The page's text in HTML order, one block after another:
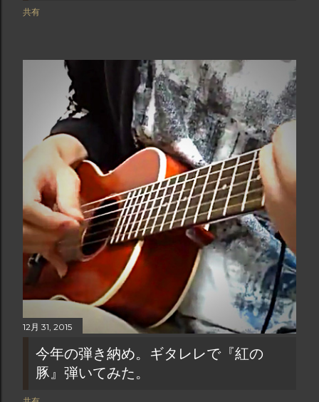
共有
12月 31, 2015
今年の弾き納め。ギタレレで『紅の
豚』弾いてみた。